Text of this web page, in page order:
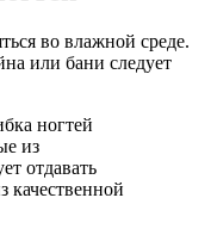
во влажной среде.
или бани следует
ногтей
из
отдавать
качественной